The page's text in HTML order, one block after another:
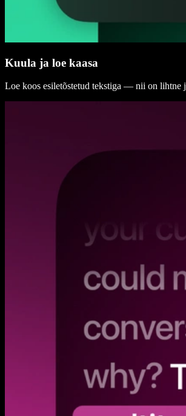
Kuula ja loe kaasa
Loe koos esiletõstetud tekstiga — nii on lihtne